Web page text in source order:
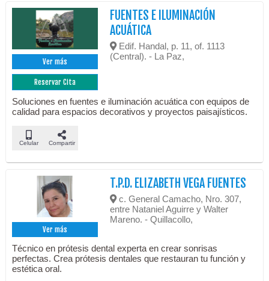
Ver más
Reservar Cita
FUENTES E ILUMINACIÓN
ACUÁTICA
Edif. Handal, p. 11, of. 1113
(Central). - La Paz,
Soluciones en fuentes e iluminación acuática con equipos de
calidad para espacios decorativos y proyectos paisajísticos.
Celular Compartir
Ver más
T.P.D. ELIZABETH VEGA FUENTES
c. General Camacho, Nro. 307,
entre Nataniel Aguirre y Walter
Mareno. - Quillacollo,
Técnico en prótesis dental experta en crear sonrisas
perfectas. Crea prótesis dentales que restauran tu función y
estética oral.